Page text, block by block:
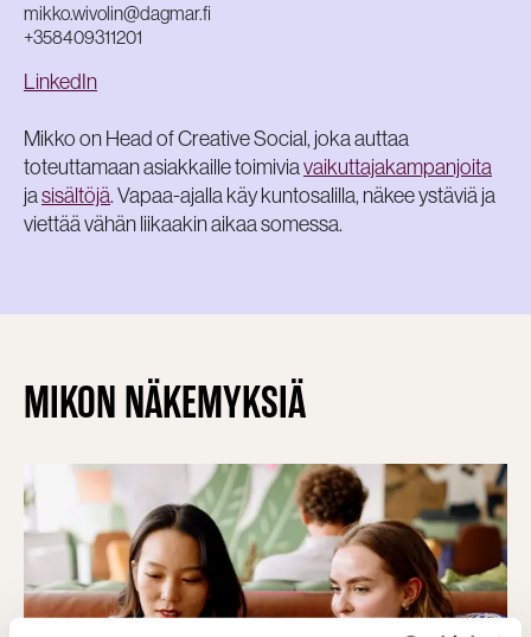
mikko.wivolin@dagmar.fi
+358409311201
LinkedIn
Mikko on Head of Creative Social, joka auttaa
toteuttamaan asiakkaille toimiviavaikuttajakampanjoita
jasisältöjä. Vapaa-ajalla käy kuntosalilla, näkee ystäviä ja
viettää vähän liikaakin aikaa somessa.
MIKON NÄKEMYKSIÄ